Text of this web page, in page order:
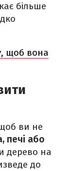
більше
щоб вона
ви не
печі або
дерево на
до